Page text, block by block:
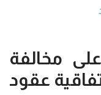
مخالفة
عقود